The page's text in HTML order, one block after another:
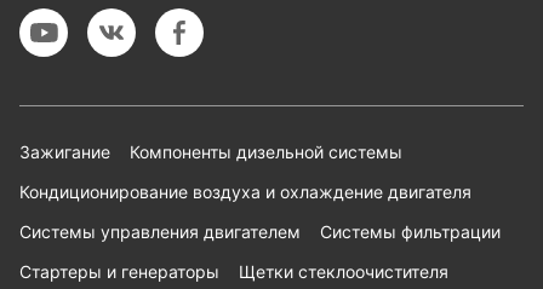
Зажигание
Компоненты дизельной системы
Кондиционирование воздуха и охлаждение двигателя
Системы управления двигателем
Системы фильтрации
Стартеры и генераторы
Щетки стеклоочистителя